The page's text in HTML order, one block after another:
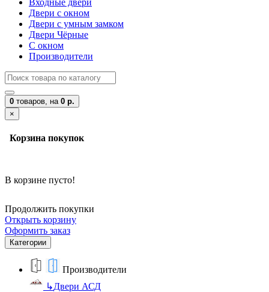
Входные двери
Двери с окном
Двери с умным замком
Двери Чёрные
C окном
Производители
0 товаров, на 0 р.
×
Корзина покупок
В корзине пусто!
Продолжить покупки
Открыть корзину
Оформить заказ
Категории
Производители
↳Двери АСД